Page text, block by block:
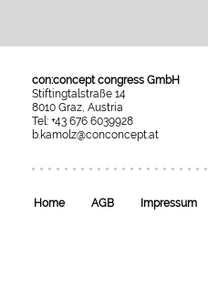
con:concept congress GmbH
Stiftingtalstraße 14
8010 Graz, Austria
Tel: +43 676 6039928
b.kamolz@conconcept.at
esraSoft
esraCMS
Home AGB Impressum